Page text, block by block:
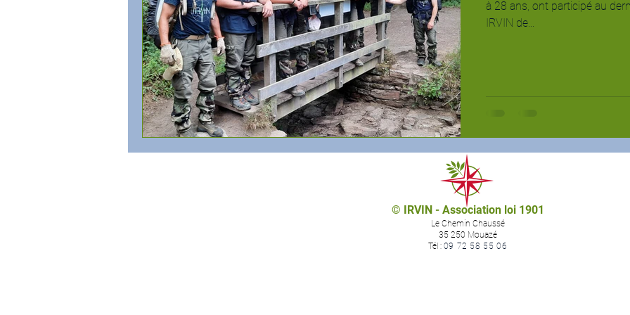
à 28 ans, ont participé au
IRVIN de...
© IRVIN - Association loi 1901
Le Chemin Chaussé
35 250 Mouazé
Tél : 09 72 58 55 06